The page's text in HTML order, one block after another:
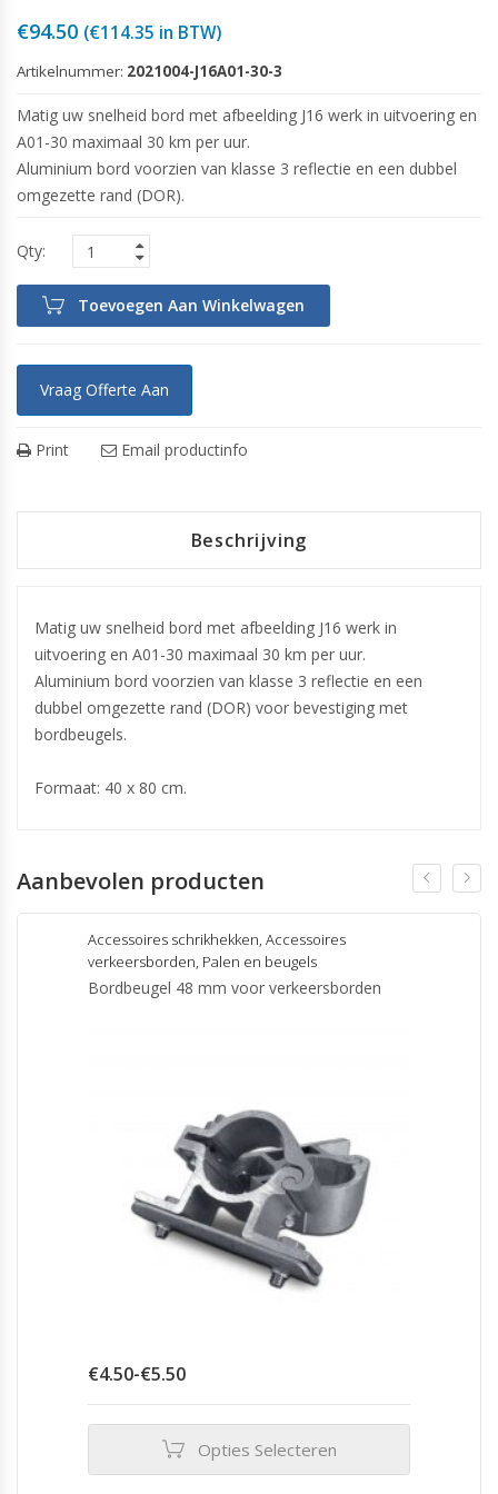
€94.50 (€114.35 in BTW)
Artikelnummer: 2021004-J16A01-30-3
Matig uw snelheid bord met afbeelding J16 werk in uitvoering en
A01-30 maximaal 30 km per uur.
Aluminium bord voorzien van klasse 3 reflectie en een dubbel
omgezette rand (DOR).
Toevoegen Aan Winkelwagen
Vraag Offerte Aan
Print Email productinfo
Beschrijving
Matig uw snelheid bord met afbeelding J16 werk in
uitvoering en A01-30 maximaal 30 km per uur.
Aluminium bord voorzien van klasse 3 reflectie en een
dubbel omgezette rand (DOR) voor bevestiging met
bordbeugels.
Formaat: 40 x 80 cm.
Aanbevolen producten
Accessoires schrikhekken, Accessoires
verkeersborden, Palen en beugels
Bordbeugel 48 mm voor verkeersborden
€4.50-€5.50Prijsklasse:
€5.50
Opties Selecteren